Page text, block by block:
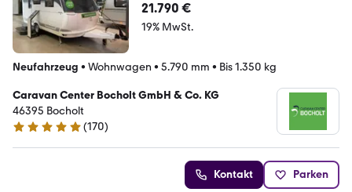
21.790 €
19% MwSt.
Neufahrzeug • Wohnwagen • 5.790 mm • Bis 1.350 kg
Caravan Center Bocholt GmbH & Co. KG
46395 Bocholt
4.8 Sterne
(170)
Kontakt Parken